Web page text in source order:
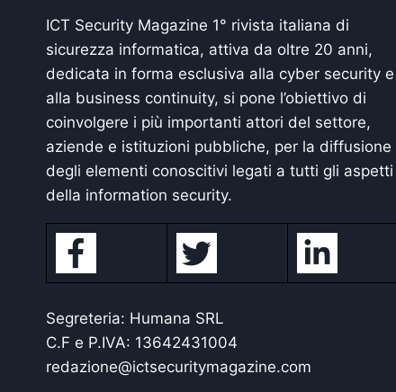
ICT Security Magazine 1° rivista italiana di
sicurezza informatica, attiva da oltre 20 anni,
dedicata in forma esclusiva alla cyber security e
alla business continuity, si pone l’obiettivo di
coinvolgere i più importanti attori del settore,
aziende e istituzioni pubbliche, per la diffusione
degli elementi conoscitivi legati a tutti gli aspetti
della information security.
Segreteria: Humana SRL
C.F e P.IVA: 13642431004
redazione@ictsecuritymagazine.com